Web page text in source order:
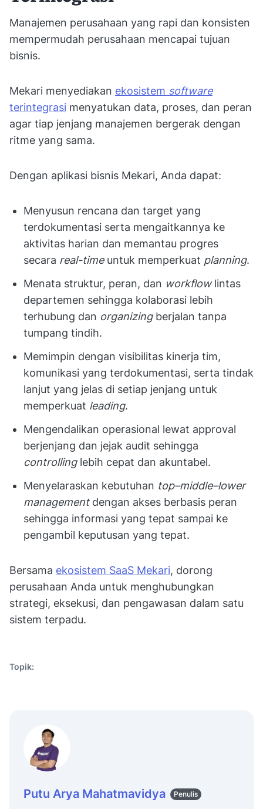
Manajemen perusahaan yang rapi dan konsisten
mempermudah perusahaan mencapai tujuan
bisnis.
Mekari menyediakan ekosistem software
terintegrasi menyatukan data, proses, dan peran
agar tiap jenjang manajemen bergerak dengan
ritme yang sama.
Dengan aplikasi bisnis Mekari, Anda dapat:
Menyusun rencana dan target yang
terdokumentasi serta mengaitkannya ke
aktivitas harian dan memantau progres
secara real-timeuntuk memperkuat planning.
Menata struktur, peran, dan workflowlintas
departemen sehingga kolaborasi lebih
terhubung dan organizingberjalan tanpa
tumpang tindih.
Memimpin dengan visibilitas kinerja tim,
komunikasi yang terdokumentasi, serta tindak
lanjut yang jelas di setiap jenjang untuk
memperkuat leading.
Mengendalikan operasional lewat approval
berjenjang dan jejak audit sehingga
controllinglebih cepat dan akuntabel.
Menyelaraskan kebutuhan top–middle–lower
managementdengan akses berbasis peran
sehingga informasi yang tepat sampai ke
pengambil keputusan yang tepat.
Bersama ekosistem SaaS Mekari, dorong
perusahaan Anda untuk menghubungkan
strategi, eksekusi, dan pengawasan dalam satu
sistem terpadu.
Topik:
Putu Arya Mahatmavidya Penulis